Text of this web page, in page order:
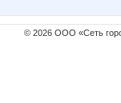
© 2026 ООО «Сеть